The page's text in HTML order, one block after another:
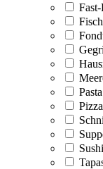
Fisch
Pizza
Sushi